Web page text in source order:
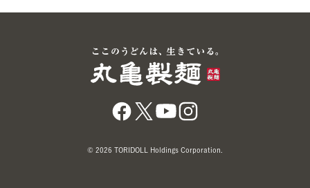
© 2026 TORIDOLL Holdings Corporation.